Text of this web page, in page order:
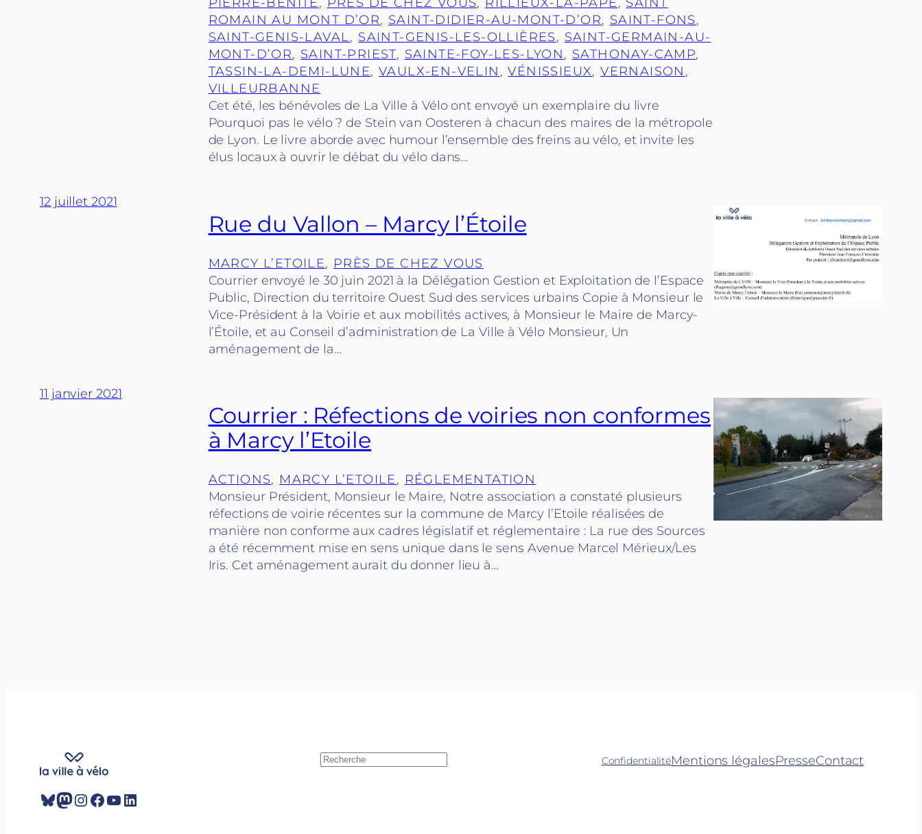
PIERRE-BÉNITE, PRÈS DE CHEZ VOUS, RILLIEUX-LA-PAPE, SAINT
ROMAIN AU MONT D’OR, SAINT-DIDIER-AU-MONT-D’OR, SAINT-FONS
SAINT-GENIS-LAVAL, SAINT-GENIS-LES-OLLIÈRES, SAINT-GERMAIN-AU-
MONT-D’OR, SAINT-PRIEST, SAINTE-FOY-LES-LYON, SATHONAY-CAMP
TASSIN-LA-DEMI-LUNE, VAULX-EN-VELIN , VÉNISSIEUX, VERNAISON
VILLEURBANNE
Cet été, les bénévoles de La Ville à Vélo ont envoyé un exemplaire du livre
Pourquoi pas le vélo ? de Stein van Oosteren à chacun des maires de la métropole
de Lyon. Le livre aborde avec humour l’ensemble des freins au vélo, et invite les
élus locaux à ouvrir le débat du vélo dans…
12 juillet 2021
Rue du Vallon – Marcy l’Étoile
MARCY L’ETOILE, PRÈS DE CHEZ VOUS
Courrier envoyé le 30 juin 2021 à la Délégation Gestion et Exploitation de l’Espace
Public, Direction du territoire Ouest Sud des services urbains Copie à Monsieur le
Vice-Président à la Voirie et aux mobilités actives, à Monsieur le Maire de Marcy-
l’Étoile, et au Conseil d’administration de La Ville à Vélo Monsieur, Un
aménagement de la…
11 janvier 2021
Courrier : Réfections de voiries non conformes
à Marcy l’Etoile
ACTIONS, MARCY L’ETOILE, RÉGLEMENTATION
Monsieur Président, Monsieur le Maire, Notre association a constaté plusieurs
réfections de voirie récentes sur la commune de Marcy l’Etoile réalisées de
manière non conforme aux cadres législatif et réglementaire : La rue des Sources
a été récemment mise en sens unique dans le sens Avenue Marcel Mérieux/Les
Iris. Cet aménagement aurait du donner lieu à…
Bluesky Mastodon InstagramFacebook YouTube LinkedIn
R
ConfidentialitéMentions légalesPresseContact